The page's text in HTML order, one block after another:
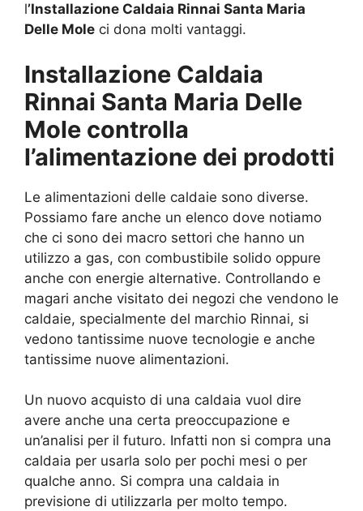
l’Installazione Caldaia Rinnai Santa Maria
Delle Mole ci dona molti vantaggi.
Installazione Caldaia
Rinnai Santa Maria Delle
Mole controlla
l’alimentazione dei prodotti
Le alimentazioni delle caldaie sono diverse.
Possiamo fare anche un elenco dove notiamo
che ci sono dei macro settori che hanno un
utilizzo a gas, con combustibile solido oppure
anche con energie alternative. Controllando e
magari anche visitato dei negozi che vendono le
caldaie, specialmente del marchio Rinnai, si
vedono tantissime nuove tecnologie e anche
tantissime nuove alimentazioni.
Un nuovo acquisto di una caldaia vuol dire
avere anche una certa preoccupazione e
un’analisi per il futuro. Infatti non si compra una
caldaia per usarla solo per pochi mesi o per
qualche anno. Si compra una caldaia in
previsione di utilizzarla per molto tempo.